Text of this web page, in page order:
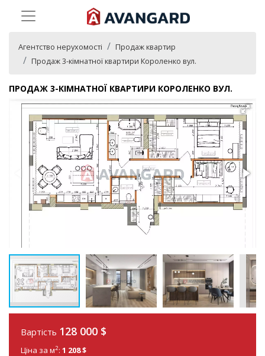
Агентство нерухомості
Продаж квартир
Продаж 3-кімнатної квартири Короленко вул.
ПРОДАЖ 3-КІМНАТНОЇ КВАРТИРИ КОРОЛЕНКО ВУЛ.
Вартість 128 000 $
Ціна за м2: 1 208 $